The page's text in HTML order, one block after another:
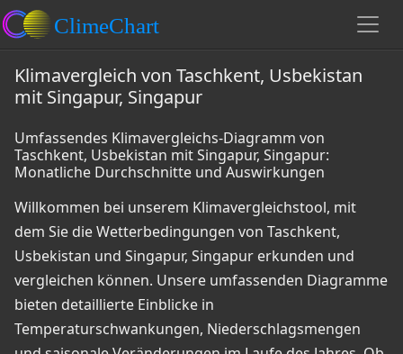
Klimavergleich von Taschkent, Usbekistan
mit Singapur, Singapur
Umfassendes Klimavergleichs-Diagramm von
Taschkent, Usbekistan mit Singapur, Singapur:
Monatliche Durchschnitte und Auswirkungen
Willkommen bei unserem Klimavergleichstool, mit
dem Sie die Wetterbedingungen von Taschkent,
Usbekistan und Singapur, Singapur erkunden und
vergleichen können. Unsere umfassenden Diagramme
bieten detaillierte Einblicke in
Temperaturschwankungen, Niederschlagsmengen